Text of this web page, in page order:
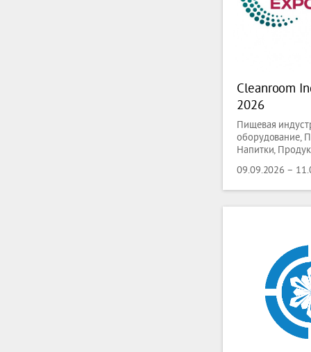
Cleanroom
2026
Пищевая
оборудование,
Напитки,
оборудование,
09.09.2026 –